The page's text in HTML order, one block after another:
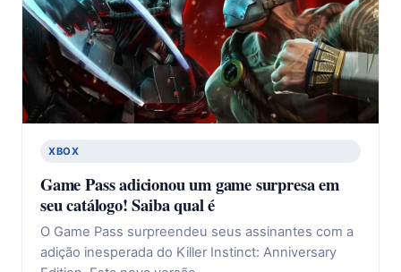
XBOX
Game Pass adicionou um game surpresa em
seu catálogo! Saiba qual é
O Game Pass surpreendeu seus assinantes com a
adição inesperada do Killer Instinct: Anniversary